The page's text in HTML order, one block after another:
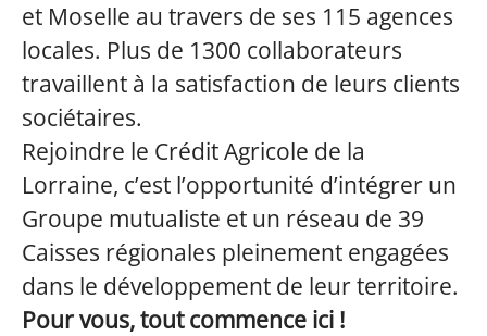
et Moselle au travers de ses 115 agences
locales. Plus de 1300 collaborateurs
travaillent à la satisfaction de leurs clients
sociétaires.
Rejoindre le Crédit Agricole de la
Lorraine, c’est l’opportunité d’intégrer un
Groupe mutualiste et un réseau de 39
Caisses régionales pleinement engagées
dans le développement de leur territoire.
Pour vous, tout commence ici !